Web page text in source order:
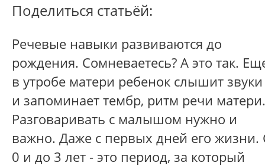
Поделиться статьёй:
Речевые навыки развиваются до
рождения. Сомневаетесь? А это так.
в утробе матери ребенок слышит звуки
и запоминает тембр, ритм речи матери.
Разговаривать с малышом нужно и
важно. Даже с первых дней его жизни.
0 и до 3 лет - это период, за который